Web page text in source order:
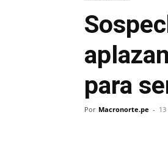
para
Por Macronorte.pe -